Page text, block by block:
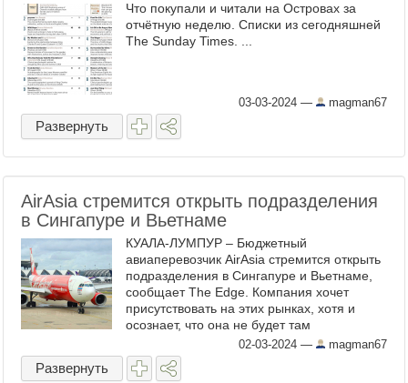
Что покупали и читали на Островах за
отчётную неделю. Списки из сегодняшней
The Sunday Times. ...
03-03-2024 — magman67
Развернуть
AirAsia стремится открыть подразделения
в Сингапуре и Вьетнаме
КУАЛА-ЛУМПУР – Бюджетный
авиаперевозчик AirAsia стремится открыть
подразделения в Сингапуре и Вьетнаме,
сообщает The Edge. Компания хочет
присутствовать на этих рынках, хотя и
осознает, что она не будет там
крупнейшим игроком, пишет газета со
ссылкой на Тони Фернандеса,
генерального ...
02-03-2024 — magman67
Развернуть